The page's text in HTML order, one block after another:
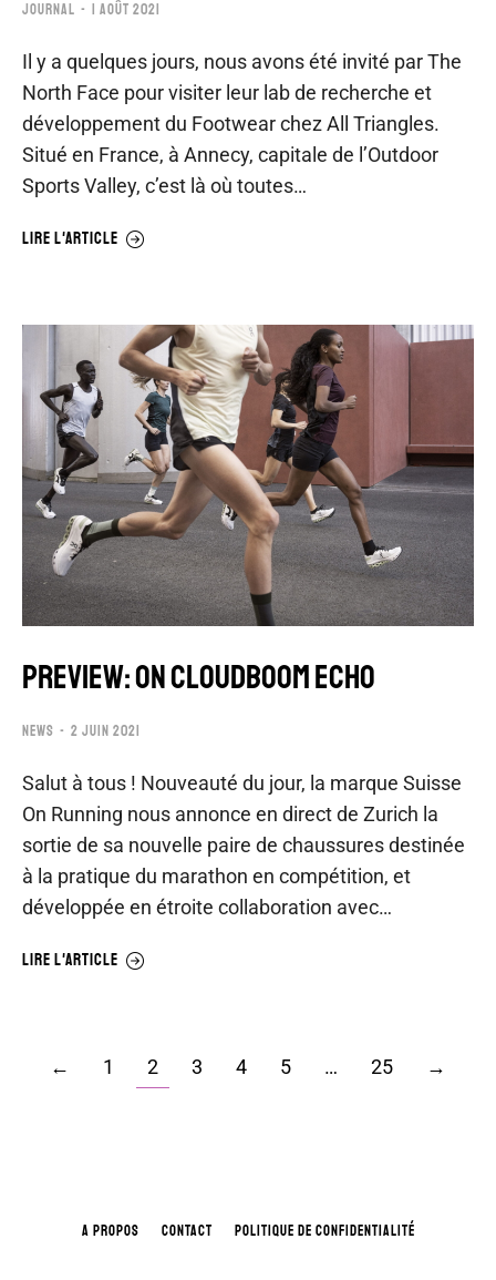
JOURNAL 1 AOÛT 2021
Il y a quelques jours, nous avons été invité par The
North Face pour visiter leur lab de recherche et
développement du Footwear chez All Triangles.
Situé en France, à Annecy, capitale de l’Outdoor
Sports Valley, c’est là où toutes…
LIRE L'ARTICLE
PREVIEW: ON CLOUDBOOM ECHO
NEWS 2 JUIN 2021
Salut à tous ! Nouveauté du jour, la marque Suisse
On Running nous annonce en direct de Zurich la
sortie de sa nouvelle paire de chaussures destinée
à la pratique du marathon en compétition, et
développée en étroite collaboration avec…
LIRE L'ARTICLE
← 1 2 3 4 5 … 25 →
A PROPOS CONTACT POLITIQUE DE CONFIDENTIALITÉ